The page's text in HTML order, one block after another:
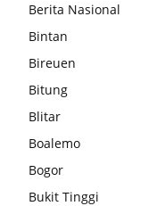
Berita Nasional
Bintan
Bireuen
Bitung
Blitar
Boalemo
Bogor
Bukit Tinggi